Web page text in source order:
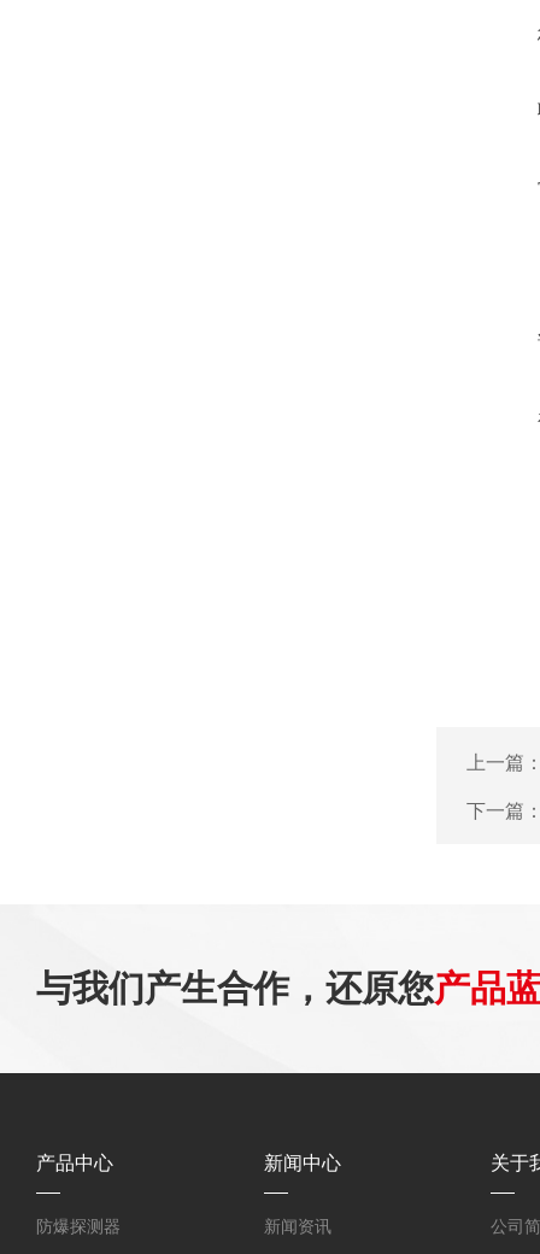
上一篇
下一篇
与我们产生合作，还原您产品
产品中心
防爆探测器
新闻中心
新闻资讯
关于
公司